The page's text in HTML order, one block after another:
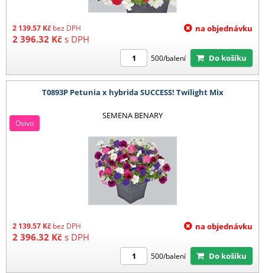
2 139.57 Kč bez DPH
2 396.32 Kč s DPH
na objednávku
500/balení Do košíku
T0893P Petunia x hybrida SUCCESS! Twilight Mix
SEMENA BENARY
2 139.57 Kč bez DPH
2 396.32 Kč s DPH
Osivo
na objednávku
500/balení Do košíku